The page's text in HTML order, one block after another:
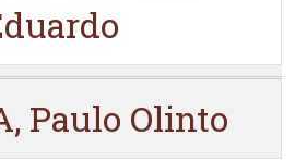
Paulo Olinto